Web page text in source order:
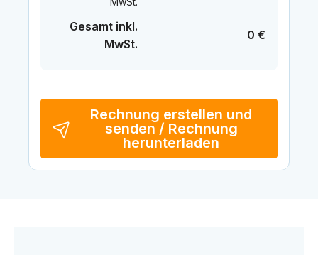
Gesamt inkl.
MwSt.
0 €
Rechnung erstellen und
senden / Rechnung
herunterladen